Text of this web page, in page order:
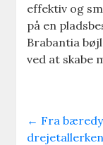
effektiv og
på en
Brabantia
ved at skabe
← Fra